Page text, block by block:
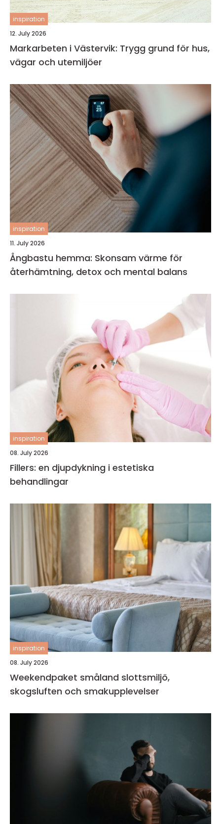
inspiration
12. July 2026
Markarbeten i Västervik: Trygg grund för hus,
vägar och utemiljöer
inspiration
11. July 2026
Ångbastu hemma: Skonsam värme för
återhämtning, detox och mental balans
inspiration
08. July 2026
Fillers: en djupdykning i estetiska
behandlingar
inspiration
08. July 2026
Weekendpaket småland slottsmiljö,
skogsluften och smakupplevelser